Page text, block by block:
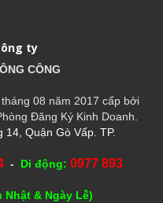
ty
CÔNG
08 năm 2017 cấp bởi
Đăng Ký Kinh Doanh.
Quận Gò Vấp. TP.
- Di động: 0977 893
Nhật & Ngày Lễ)